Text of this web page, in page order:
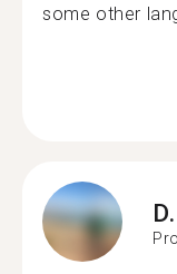
some other
D.